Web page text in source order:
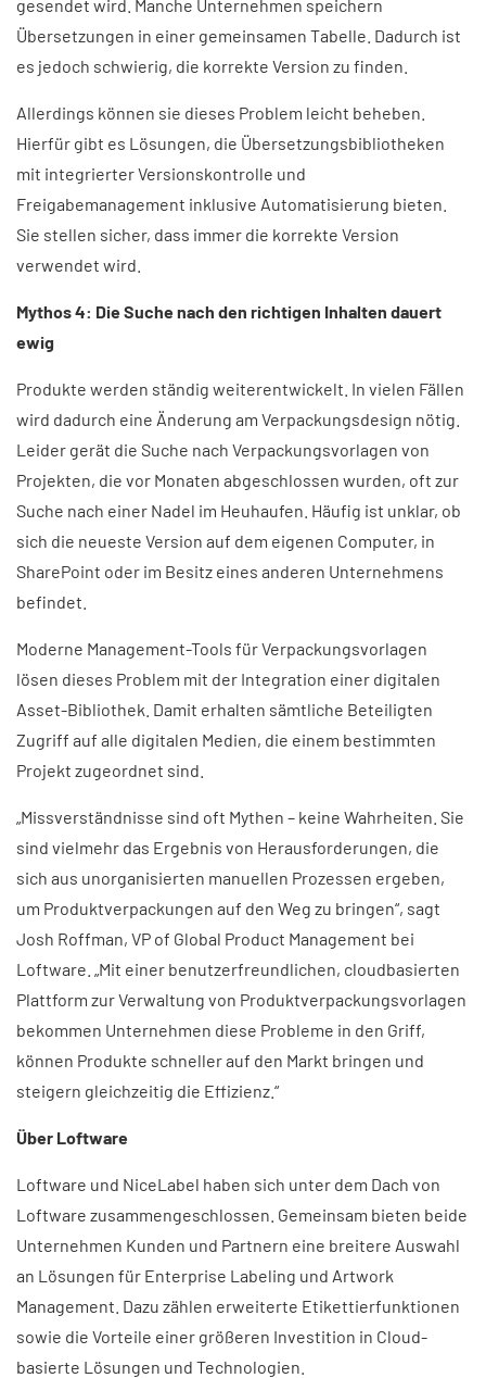
gesendet wird. Manche Unternehmen speichern
Übersetzungen in einer gemeinsamen Tabelle. Dadurch ist
es jedoch schwierig, die korrekte Version zu finden.
Allerdings können sie dieses Problem leicht beheben.
Hierfür gibt es Lösungen, die Übersetzungsbibliotheken
mit integrierter Versionskontrolle und
Freigabemanagement inklusive Automatisierung bieten.
Sie stellen sicher, dass immer die korrekte Version
verwendet wird.
Mythos 4: Die Suche nach den richtigen Inhalten dauert
ewig
Produkte werden ständig weiterentwickelt. In vielen Fällen
wird dadurch eine Änderung am Verpackungsdesign nötig.
Leider gerät die Suche nach Verpackungsvorlagen von
Projekten, die vor Monaten abgeschlossen wurden, oft zur
Suche nach einer Nadel im Heuhaufen. Häufig ist unklar, ob
sich die neueste Version auf dem eigenen Computer, in
SharePoint oder im Besitz eines anderen Unternehmens
befindet.
Moderne Management-Tools für Verpackungsvorlagen
lösen dieses Problem mit der Integration einer digitalen
Asset-Bibliothek. Damit erhalten sämtliche Beteiligten
Zugriff auf alle digitalen Medien, die einem bestimmten
Projekt zugeordnet sind.
„Missverständnisse sind oft Mythen – keine Wahrheiten. Sie
sind vielmehr das Ergebnis von Herausforderungen, die
sich aus unorganisierten manuellen Prozessen ergeben,
um Produktverpackungen auf den Weg zu bringen“, sagt
Josh Roffman, VP of Global Product Management bei
Loftware. „Mit einer benutzerfreundlichen, cloudbasierten
Plattform zur Verwaltung von Produktverpackungsvorlagen
bekommen Unternehmen diese Probleme in den Griff,
können Produkte schneller auf den Markt bringen und
steigern gleichzeitig die Effizienz.“
Über Loftware
Loftware und NiceLabel haben sich unter dem Dach von
Loftware zusammengeschlossen. Gemeinsam bieten beide
Unternehmen Kunden und Partnern eine breitere Auswahl
an Lösungen für Enterprise Labeling und Artwork
Management. Dazu zählen erweiterte Etikettierfunktionen
sowie die Vorteile einer größeren Investition in Cloud-
basierte Lösungen und Technologien.